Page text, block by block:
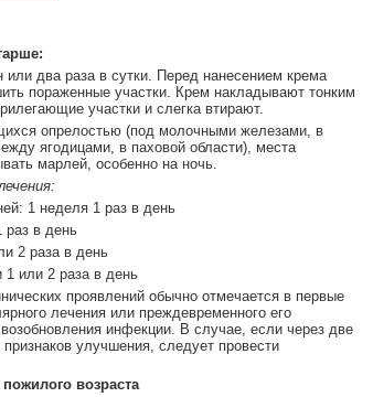
или два раза в сутки. Перед нанесением крема
пораженные участки. Крем накладывают тонким
участки и слегка втирают.
опрелостью (под молочными железами, в
ягодицами, в паховой области), места
марлей, особенно на ночь.
1 неделя 1 раз в день
раз в день
2 раза в день
или 2 раза в день
проявлений обычно отмечается в первые
лечения или преждевременного его
инфекции. В случае, если через две
улучшения, следует провести
возраста